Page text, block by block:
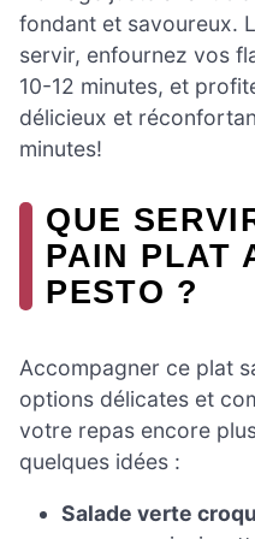
fondant et savoureux.
servir, enfournez vos
10-12 minutes, et
délicieux et
minutes!
QUE
PAIN PLAT
PESTO ?
Accompagner ce plat
options délicates et
votre repas encore
quelques idées :
Salade verte